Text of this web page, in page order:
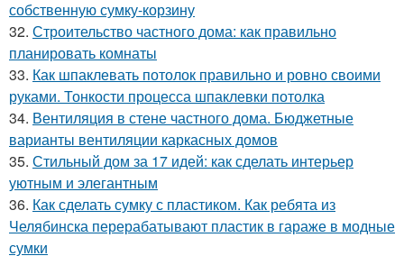
собственную сумку-корзину
32. Строительство частного дома: как правильно
планировать комнаты
33. Как шпаклевать потолок правильно и ровно своими
руками. Тонкости процесса шпаклевки потолка
34. Вентиляция в стене частного дома. Бюджетные
варианты вентиляции каркасных домов
35. Стильный дом за 17 идей: как сделать интерьер
уютным и элегантным
36. Как сделать сумку с пластиком. Как ребята из
Челябинска перерабатывают пластик в гараже в модные
сумки